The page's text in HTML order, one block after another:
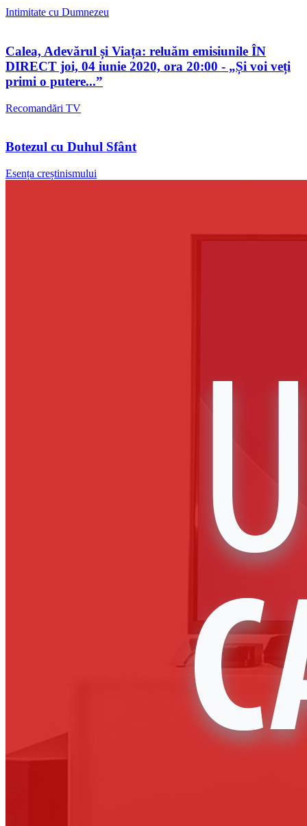
Intimitate cu Dumnezeu
Calea, Adevărul și Viața: reluăm emisiunile ÎN
DIRECT joi, 04 iunie 2020, ora 20:00 - „Și voi veți
primi o putere...”
Recomandări TV
Botezul cu Duhul Sfânt
Esența creștinismului